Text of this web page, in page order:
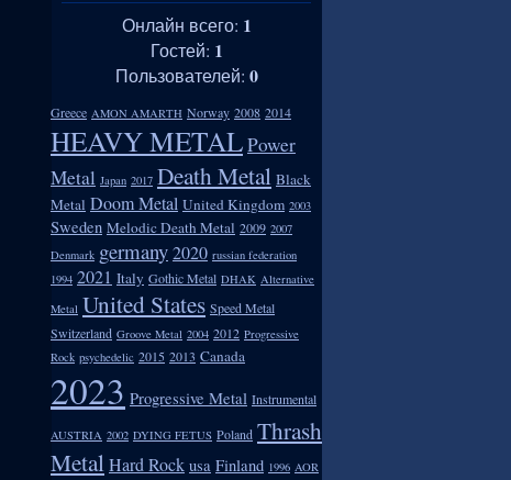
Онлайн всего: 1
Гостей: 1
Пользователей: 0
Greece AMON AMARTH Norway 2008 2014
HEAVY METALPower
Metal Japan 2017 Death Metal Black
Metal Doom Metal United Kingdom 2003
Sweden Melodic Death Metal 2009 2007
Denmark germany2020 russian federation
1994 2021 Italy Gothic Metal DHAK Alternative
Metal United States Speed Metal
Switzerland Groove Metal 2004 2012 Progressive
Rock psychedelic 2015 2013 Canada
2023 Progressive Metal Instrumental
AUSTRIA 2002 DYING FETUS Poland Thrash
MetalHard Rock usa Finland 1996 AOR